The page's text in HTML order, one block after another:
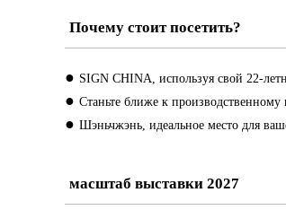
Почему стоит посетить?
● SIGN CHINA, используя свой 22-
● Станьте ближе к
● Шэньчжэнь, идеальное место для
масштаб выставки 2027